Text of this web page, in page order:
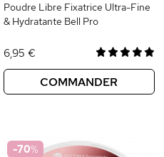
Poudre Libre Fixatrice Ultra-Fine
& Hydratante Bell Pro
6,95 €
COMMANDER
-70%